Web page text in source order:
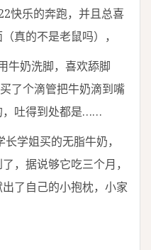
快乐的奔跑，并且总喜
真的不是老鼠吗），
牛奶洗脚，喜欢舔脚
了个滴管把牛奶滴到嘴
，吐得到处都是……
学姐买的无脂牛奶，
，据说够它吃三个月，
了自己的小抱枕，小家